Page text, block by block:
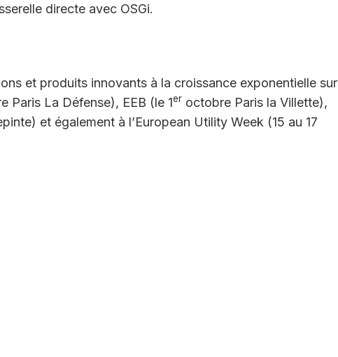
directe avec OSGi.
et produits innovants à la croissance exponentielle sur
Paris La Défense), EEB (le 1er octobre Paris la Villette),
et également à l’European Utility Week (15 au 17